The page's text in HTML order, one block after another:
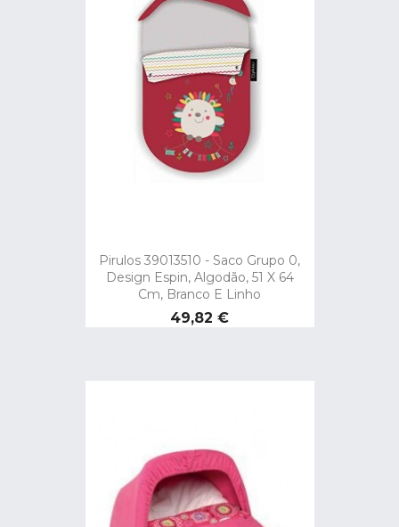
Pirulos 39013510 - Saco Grupo 0,
Design Espin, Algodão, 51 X 64
Cm, Branco E Linho
Preço
49,82 €